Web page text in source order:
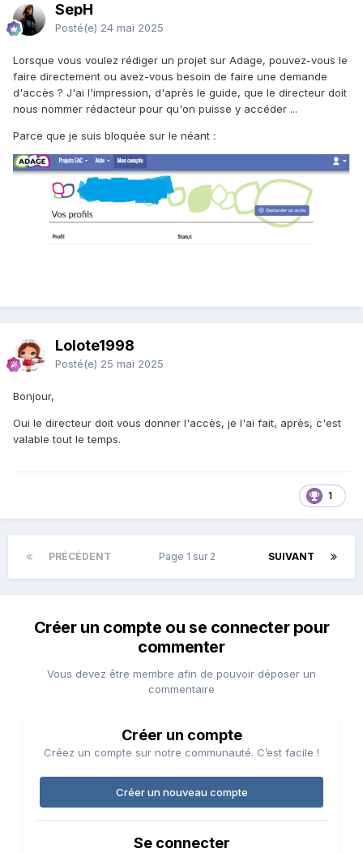
SepH
Posté(e) 24 mai 2025
Lorsque vous voulez rédiger un projet sur Adage, pouvez-vous le
faire directement ou avez-vous besoin de faire une demande
d'accès ? J'ai l'impression, d'après le guide, que le directeur doit
nous nommer rédacteur pour qu'on puisse y accéder ...
Parce que je suis bloquée sur le néant :
Lolote1998
Posté(e) 25 mai 2025
Bonjour,
Oui le directeur doit vous donner l'accès, je l'ai fait, après, c'est
valable tout le temps.
1
PRÉCÉDENT SUIVANT
Page 1 sur 2
Créer un compte ou se connecter pour
commenter
Vous devez être membre afin de pouvoir déposer un
commentaire
Créer un compte
Créez un compte sur notre communauté. C’est facile !
Créer un nouveau compte
Se connecter